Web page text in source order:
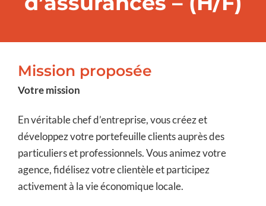
Mission proposée
Votre mission
En véritable chef d’entreprise, vous créez et
développez votre portefeuille clients auprès des
particuliers et professionnels. Vous animez votre
agence, fidélisez votre clientèle et participez
activement à la vie économique locale.